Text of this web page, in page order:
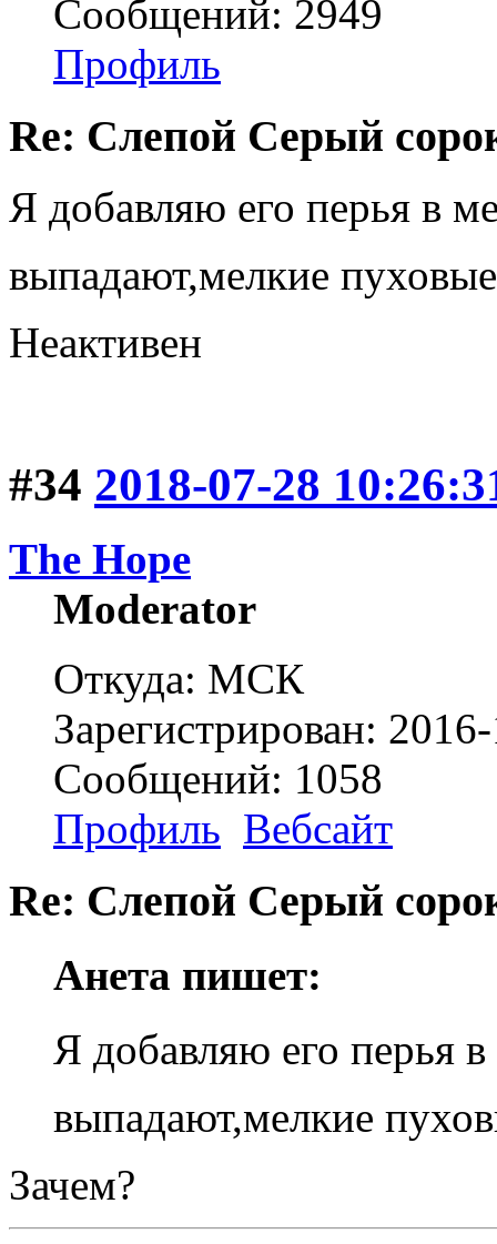
Сообщений: 2949
Профиль
Re: Слепой Серый
Я добавляю его перья в
выпадают,мелкие
Неактивен
#34 2018-07-28
The Hope
Moderator
Откуда: МСК
Зарегистрирован:
Сообщений: 1058
Профиль Вебсайт
Re: Слепой Серый
Анета пишет:
Я добавляю его перья
выпадают,мелкие
Зачем?